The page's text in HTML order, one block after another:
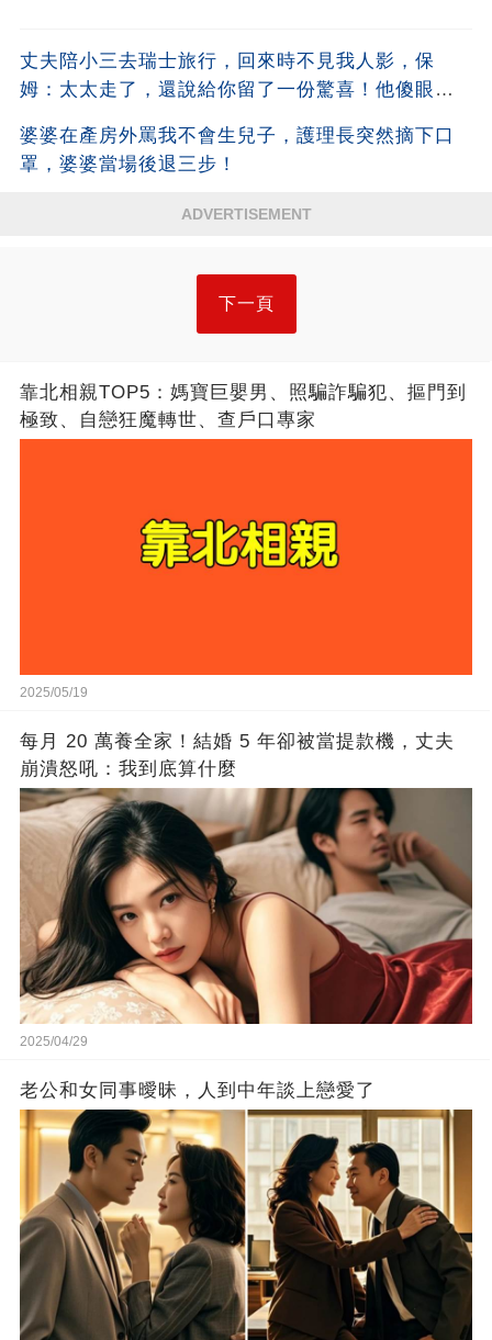
丈夫陪小三去瑞士旅行，回來時不見我人影，保
姆：太太走了，還說給你留了一份驚喜！他傻眼
婆婆在產房外罵我不會生兒子，護理長突然摘下口
罩，婆婆當場後退三步！
ADVERTISEMENT
下一頁
靠北相親TOP5：媽寶巨嬰男、照騙詐騙犯、摳門到
極致、自戀狂魔轉世、查戶口專家
2025/05/19
每月 20 萬養全家！結婚 5 年卻被當提款機，丈夫
崩潰怒吼：我到底算什麼
2025/04/29
老公和女同事曖昧，人到中年談上戀愛了